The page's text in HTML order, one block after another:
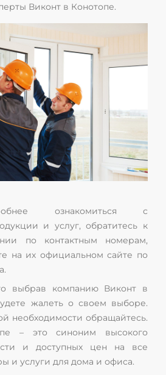
Виконт в Конотопе.
ознакомиться с
и услуг, обратитесь к
по контактным номерам,
на их официальном сайте по
выбрав компанию Виконт в
жалеть о своем выборе.
необходимости обращайтесь.
– это синоним высокого
и доступных цен на все
и услуги для дома и офиса.